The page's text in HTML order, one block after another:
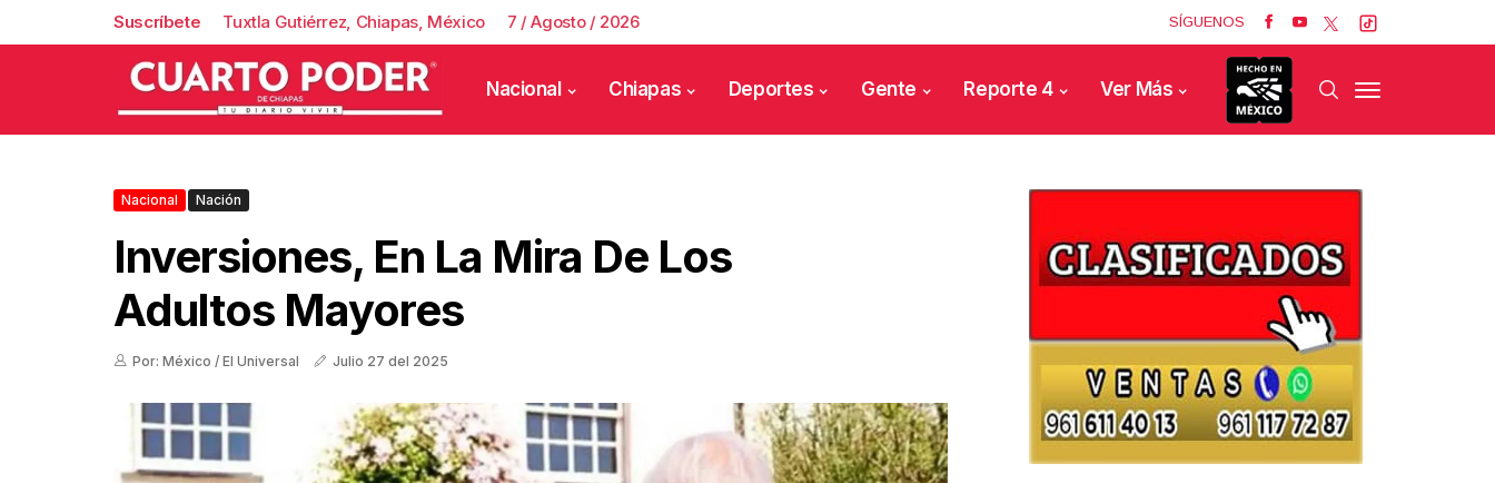
Suscríbete Tuxtla Gutiérrez, Chiapas, México 7 / Agosto / 2026 SÍGUENOS
Nacional Chiapas Deportes Gente Reporte 4 Ver Más
Nacional Nación
Inversiones, En La Mira De Los
Adultos Mayores
Por: México / El Universal Julio 27 del 2025